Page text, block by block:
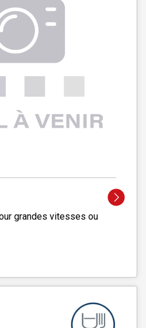
grandes vitesses ou